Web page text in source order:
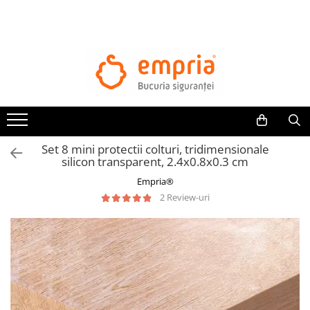
Bariere protectie pentru pat
Protectii mobilier
Banda protectie mobila copii
Protectie colturi mobila copii
Sigurante pentru sertare si usi
Sigurante geamuri si usi glisante
Kituri de siguranta pentru copii si
bebelusi
Protectii casa
Set 8 mini protectii colturi, tridimensionale
silicon transparent, 2.4x0.8x0.3 cm
Empria®
2 Review-uri